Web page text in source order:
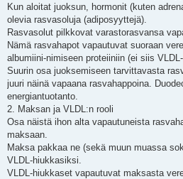
Kun aloitat juoksun, hormonit (kuten
olevia rasvasoluja (adiposyyttejä).
Rasvasolut pilkkovat varastorasvansa
Nämä rasvahapot vapautuvat suoraan
albumiini-nimiseen proteiiniin (ei siis
Suurin osa juoksemiseen tarvittavasta
juuri näinä vapaana rasvahappoina.
energiantuotanto.
2. Maksan ja VLDL:n rooli
Osa näistä ihon alta vapautuneista
maksaan.
Maksa pakkaa ne (sekä muun muassa
VLDL-hiukkasiksi.
VLDL-hiukkaset vapautuvat maksasta